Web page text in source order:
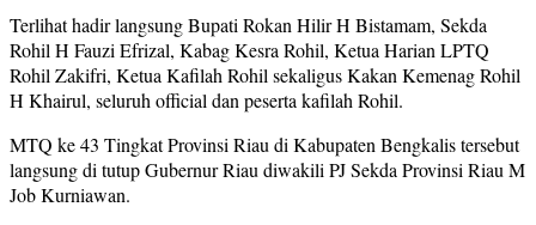
Terlihat hadir langsung Bupati Rokan Hilir H Bistamam, Sekda
Rohil H Fauzi Efrizal, Kabag Kesra Rohil, Ketua Harian LPTQ
Rohil Zakifri, Ketua Kafilah Rohil sekaligus Kakan Kemenag Rohil
H Khairul, seluruh official dan peserta kafilah Rohil.
MTQ ke 43 Tingkat Provinsi Riau di Kabupaten Bengkalis tersebut
langsung di tutup Gubernur Riau diwakili PJ Sekda Provinsi Riau M
Job Kurniawan.